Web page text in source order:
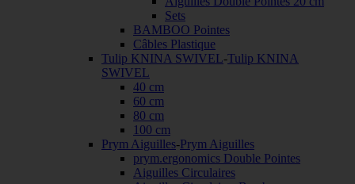
Sets
BAMBOO Pointes
Câbles Plastique
Tulip KNINA SWIVEL-Tulip KNINA
SWIVEL
40 cm
60 cm
80 cm
100 cm
Prym Aiguilles-Prym Aiguilles
prym.ergonomics Double Pointes
Aiguilles Circulaires